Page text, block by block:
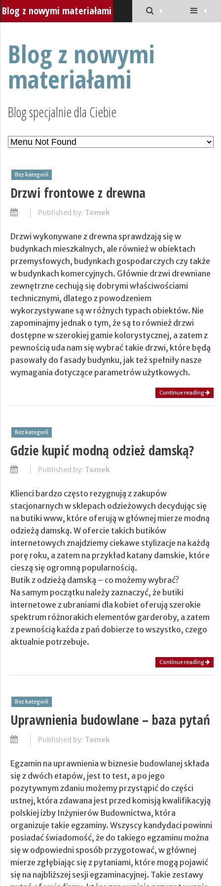
Blog z nowymi materiałami
Blog z nowymi
materiałami
Blog specjalnie dla Ciebie
Bez kategorii
Drzwi frontowe z drewna
Published by: Tomek
Drzwi wykonywane z drewna sprawdzają się w
budynkach mieszkalnych, ale również w obiektach
przemysłowych, budynkach gospodarczych czy także
w budynkach komercyjnych. Głównie drzwi drewniane
zewnętrzne cechują się dobrymi właściwościami
technicznymi, dlatego z powodzeniem
wykorzystywane są w różnych typach obiektów. Nie
zapominajmy jednak o tym, że są to również drzwi
dostępne w szerokiej gamie kolorystycznej, a zatem z
pewnością uda nam się wybrać takie drzwi, które będą
pasowały do fasady budynku, jak też spełniły nasze
wymagania dotyczące parametrów użytkowych.
Continue reading
Bez kategorii
Gdzie kupić modną odzież damską?
Published by: Tomek
Klienci bardzo często rezygnują z zakupów
stacjonarnych w sklepach odzieżowych decydując się
na butiki www, które oferują w głównej mierze modną
odzieżą damską. W ofercie takich butików
internetowych znajdziemy ciekawe stylizacje na każdą
porę roku, a zatem na przykład katany damskie, które
cieszą się ogromną popularnością.
Butik z odzieżą damską – co możemy wybrać?
Na samym początku należy zaznaczyć, że butiki
internetowe z ubraniami dla kobiet oferują szerokie
spektrum różnorakich elementów garderoby, a zatem
z pewnością każda z pań dobierze to wszystko, czego
aktualnie potrzebuje.
Continue reading
Bez kategorii
Uprawnienia budowlane – baza pytań
Published by: Tomek
Egzamin na uprawnienia w biznesie budowlanej składa
się z dwóch etapów, jest to test, a po jego
pozytywnym zdaniu możemy przystąpić do części
ustnej, która zdawana jest przed komisją kwalifikacyją
polskiej izby Inżynierów Budownictwa, która
organizuje takie egzaminy. Wszyscy kandydaci powinni
posiadać świadomość, że do takiego egzaminu można
się w odpowiedni sposób przygotować, w głównej
mierze zgłębiając się z pytaniami, które mogą pojawić
się na najbliższej sesji egzaminacyjnej. Takie zestawy